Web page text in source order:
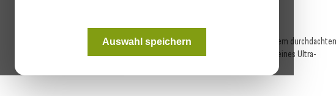
Auswahl speichern
Aurora von Sebastian Zöttl überrascht mit einem durchdachten
Innenleben, wie der unsichtbaren Integration eines Ultra-